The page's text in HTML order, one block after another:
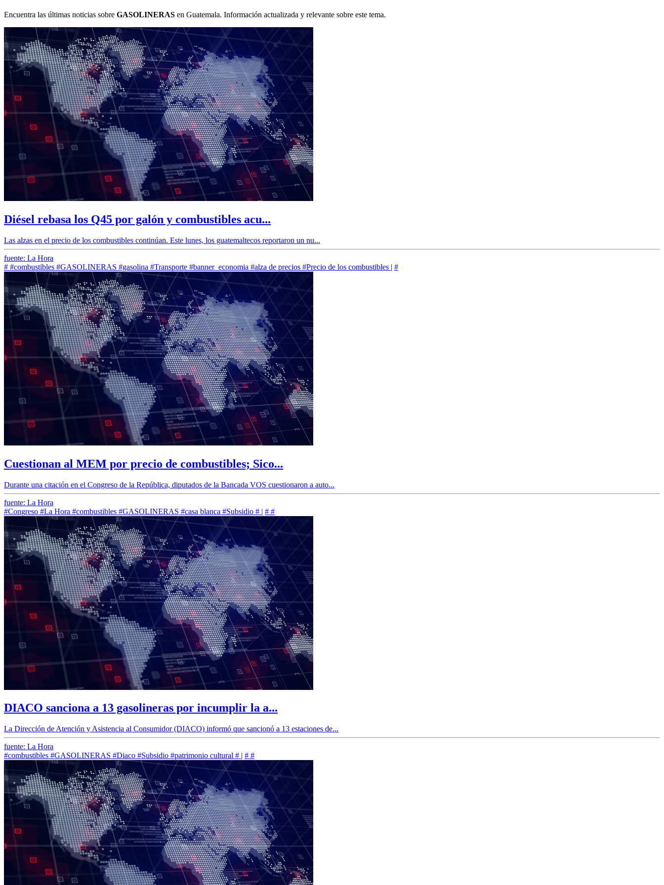
Encuentra las últimas noticias sobre GASOLINERAS en Guatemala. Información actualizada y relevante sobre este tema.
Diésel rebasa los Q45 por galón y combustibles acu...
Las alzas en el precio de los combustibles continúan. Este lunes, los guatemaltecos reportaron un nu...
fuente: La Hora
# #combustibles #GASOLINERAS #gasolina #Transporte #banner_economia #alza de precios #Precio de los combustibles | #
Cuestionan al MEM por precio de combustibles; Sico...
Durante una citación en el Congreso de la República, diputados de la Bancada VOS cuestionaron a auto...
fuente: La Hora
#Congreso #La Hora #combustibles #GASOLINERAS #casa blanca #Subsidio # | # #
DIACO sanciona a 13 gasolineras por incumplir la a...
La Dirección de Atención y Asistencia al Consumidor (DIACO) informó que sancionó a 13 estaciones de...
fuente: La Hora
#combustibles #GASOLINERAS #Diaco #Subsidio #patrimonio cultural # | # #